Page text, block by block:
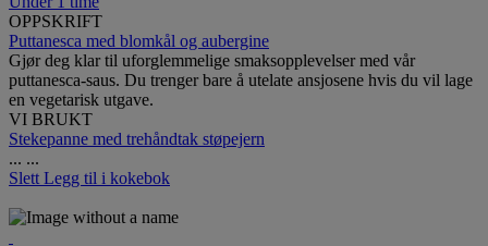
OPPSKRIFT
Puttanesca med blomkål og aubergine
Gjør deg klar til uforglemmelige smaksopplevelser med vår
puttanesca-saus. Du trenger bare å utelate ansjosene hvis du vil lage
en vegetarisk utgave.
VI BRUKT
Stekepanne med trehåndtak støpejern
... ...
Slett Legg til i kokebok